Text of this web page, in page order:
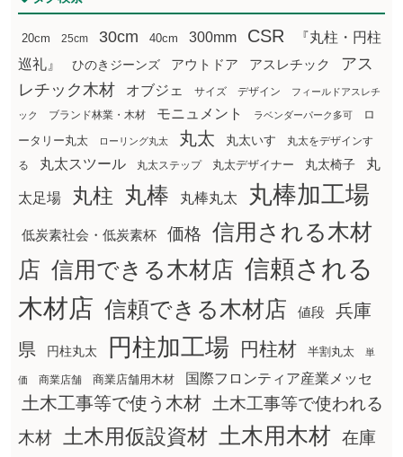
20cm 25cm 30cm 40cm 300mm CSR
『丸柱・円柱
巡礼』
ひのきジーンズ アウトドア アスレチック
アス
レチック木材
オブジェ サイズ デザイン フィールドアスレチ
ック ブランド林業・木材 モニュメント ラベンダーパーク多可
ロ
ータリー丸太
ローリング丸太 丸太 丸太いす
丸太をデザインす
る
丸太スツール 丸太ステップ 丸太デザイナー 丸太椅子 丸
太足場 丸柱 丸棒 丸棒丸太 丸棒加工場
低炭素社会・低炭素杯 価格
信用される木材
店 信用できる木材店 信頼される
木材店 信頼できる木材店 値段
兵庫
県
円柱丸太 円柱加工場 円柱材 半割丸太 単
価 商業店舗 商業店舗用木材 国際フロンティア産業メッセ
土木工事等で使う木材
土木工事等で使われる
木材
土木用仮設資材 土木用木材 在庫